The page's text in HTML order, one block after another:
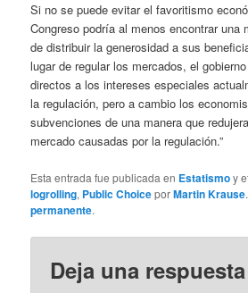
Si no se puede evitar el favoritismo
Congreso podría al menos encontrar una
de distribuir la generosidad a sus
lugar de regular los mercados, el
directos a los intereses especiales
la regulación, pero a cambio los
subvenciones de una manera que
mercado causadas por la regulación.”
Esta entrada fue publicada en Estatismoy
logrolling, Public ChoiceporMartin Krause
permanente.
Deja una respuesta